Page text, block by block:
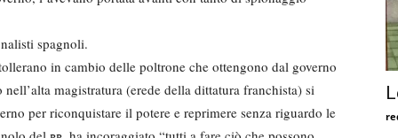
spagnoli.
in cambio delle poltrone che ottengono dal governo
magistratura (erede della dittatura franchista) si
per riconquistare il potere e reprimere senza riguardo le